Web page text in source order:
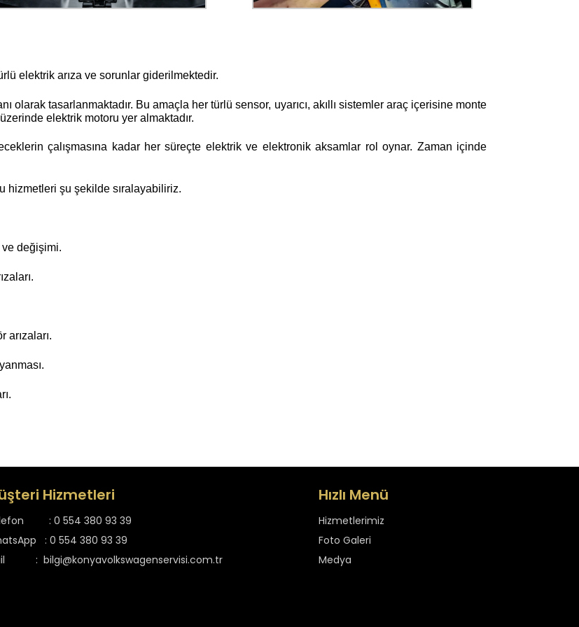
elektrik arıza ve sorunlar giderilmektedir.
olarak tasarlanmaktadır. Bu amaçla her türlü sensor, uyarıcı, akıllı sistemler araç içerisine monte
elektrik motoru yer almaktadır.
çalışmasına kadar her süreçte elektrik ve elektronik aksamlar rol oynar. Zaman içinde
hizmetleri şu şekilde sıralayabiliriz.
ve değişimi.
arızaları.
Hizmetleri
: 0 554 380 93 39
: 0 554 380 93 39
: bilgi@konyavolkswagenservisi.com.tr
Hızlı Menü
Hizmetlerimiz
Foto Galeri
Medya